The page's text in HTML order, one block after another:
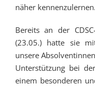
näher kennenzulernen.
Bereits an der
(23.05.) hatte sie
unsere
Unterstützung bei
einem besonderen